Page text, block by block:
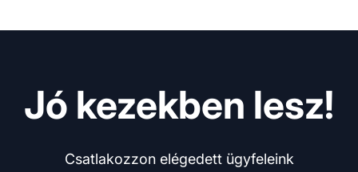
Jó kezekben lesz!
Csatlakozzon elégedett ügyfeleink